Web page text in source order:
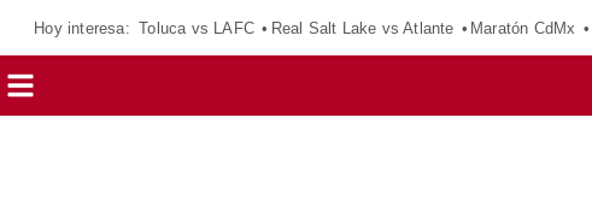
Hoy interesa: Toluca vs LAFC Real Salt Lake vs Atlante Maratón CdMx